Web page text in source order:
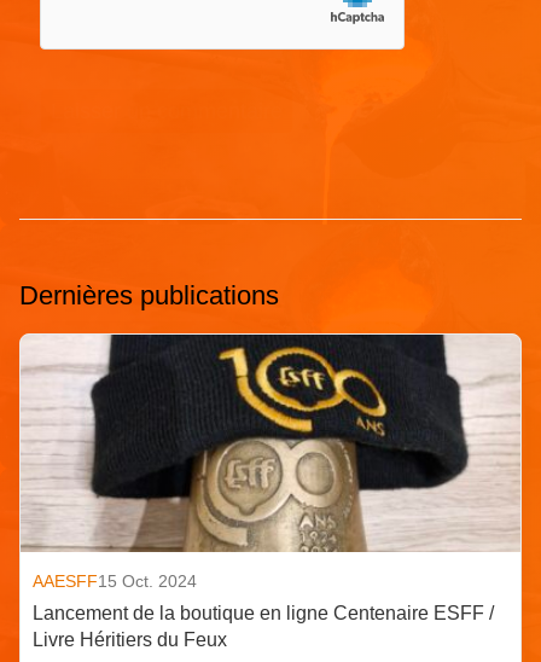
Dernières publications
AAESFF15 Oct. 2024
Lancement de la boutique en ligne Centenaire ESFF /
Livre Héritiers du Feux